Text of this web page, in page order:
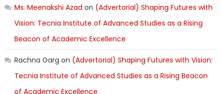
Ms. Meenakshi Azad on (Advertorial) Shaping Futures with
Vision: Tecnia Institute of Advanced Studies as a Rising
Beacon of Academic Excellence
Rachna Garg on (Advertorial) Shaping Futures with Vision:
Tecnia Institute of Advanced Studies as a Rising Beacon
of Academic Excellence